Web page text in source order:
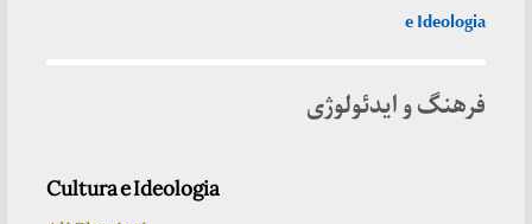
e Ideologia
فرهنگ و ایدئولوژی
Cultura e Ideologia